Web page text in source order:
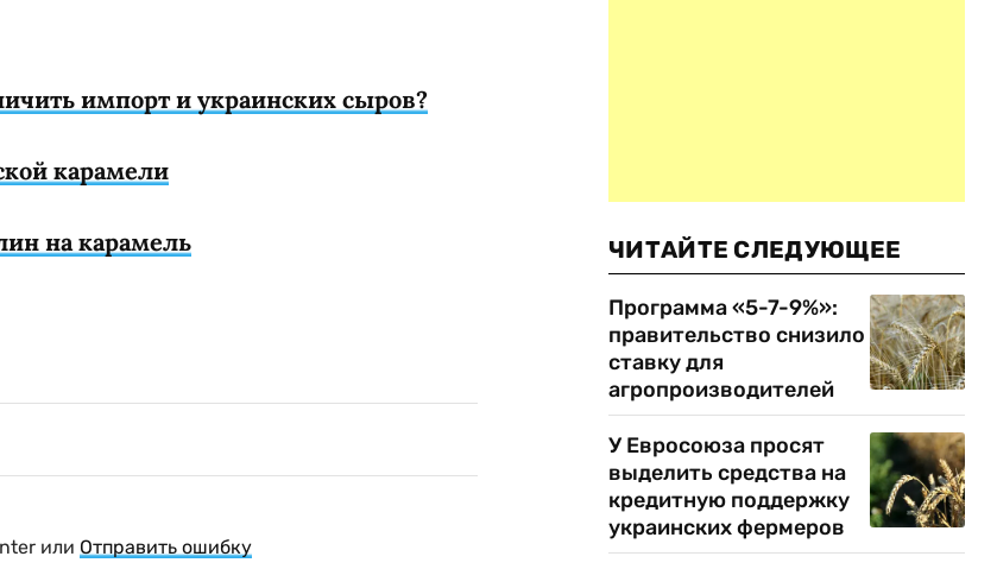
импорт и украинских сыров?
карамели
на карамель
или Отправить ошибку
ЧИТАЙТЕ СЛЕДУЮЩЕЕ
Программа «5-7-9%»:
правительство снизило
ставку для
агропроизводителей
У Евросоюза просят
выделить средства на
кредитную поддержку
украинских фермеров